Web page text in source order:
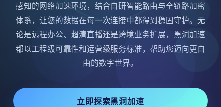
感知的网络加速环境，结合自研智能路由与全链路加密
体系，让您的数据在每一次连接中都得到稳固守护。无
论是远程办公、超清直播还是跨境业务扩展，黑洞加速
都以工程级可靠性和运营级服务标准，帮助您迈向更自
由的数字世界。
立即探索黑洞加速